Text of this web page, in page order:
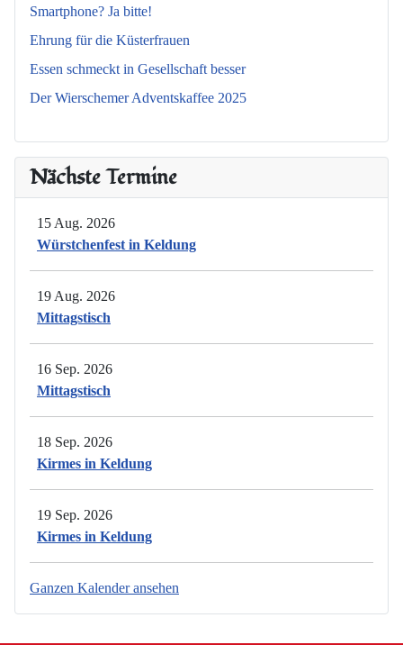
Smartphone? Ja bitte!
Ehrung für die Küsterfrauen
Essen schmeckt in Gesellschaft besser
Der Wierschemer Adventskaffee 2025
Nächste Termine
15 Aug. 2026
Würstchenfest in Keldung
19 Aug. 2026
Mittagstisch
16 Sep. 2026
Mittagstisch
18 Sep. 2026
Kirmes in Keldung
19 Sep. 2026
Kirmes in Keldung
Ganzen Kalender ansehen